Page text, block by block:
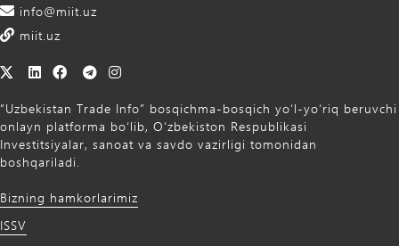
info@miit.uz
miit.uz
“Uzbekistan Trade Info” bosqichma-bosqich yo‘l-yo‘riq beruvchi
onlayn platforma bo‘lib, O‘zbekiston Respublikasi
Investitsiyalar, sanoat va savdo vazirligi tomonidan
boshqariladi.
Bizning hamkorlarimiz
ISSV